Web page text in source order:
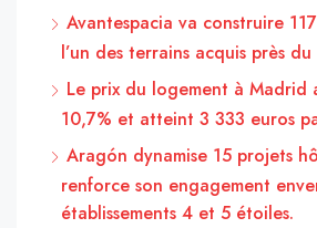
Avantespacia va construire
l’un des terrains acquis près
Le prix du logement à Madrid
10,7% et atteint 3 333 euros
Aragón dynamise 15 projets
renforce son engagement
établissements 4 et 5 étoiles.